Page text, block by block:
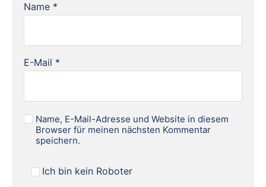
Name *
E-Mail *
Name, E-Mail-Adresse und Website in diesem
Browser für meinen nächsten Kommentar
speichern.
Ich bin kein Roboter